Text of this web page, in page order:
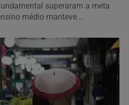
superaram a meta
médio manteve...